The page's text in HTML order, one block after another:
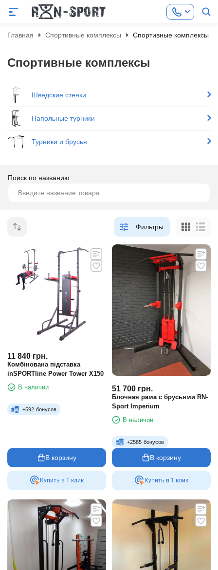
Главная Спортивные комплексы Спортивные комплексы
Спортивные комплексы
Шведские стенки
Напольные турники
Турники и брусья
Поиск по названию
Фильтры
11 840 грн.
Комбінована підставка
inSPORTline Power Tower X150
В наличии
+592 бонусов
В корзину
Купить в 1 клик
51 700 грн.
Блочная рама с брусьями RN-
Sport Imperium
В наличии
+2585 бонусов
В корзину
Купить в 1 клик